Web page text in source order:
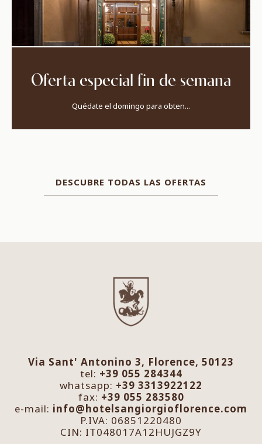
Oferta especial fin de semana
Quédate el domingo para obten...
DESCUBRE TODAS LAS OFERTAS
Via Sant' Antonino 3, Florence, 50123
tel: +39 055 284344
whatsapp: +39 3313922122
fax: +39 055 283580
e-mail: info@hotelsangiorgioflorence.com
P.IVA: 06851220480
CIN: IT048017A12HUJGZ9Y